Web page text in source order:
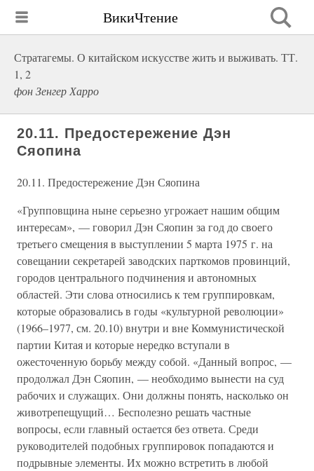
ВикиЧтение
Стратагемы. О китайском искусстве жить и выживать. ТТ.
1, 2
фон Зенгер Харро
20.11. Предостережение Дэн
Сяопина
20.11. Предостережение Дэн Сяопина
«Групповщина ныне серьезно угрожает нашим общим
интересам», — говорил Дэн Сяопин за год до своего
третьего смещения в выступлении 5 марта 1975 г. на
совещании секретарей заводских парткомов провинций,
городов центрального подчинения и автономных
областей. Эти слова относились к тем группировкам,
которые образовались в годы «культурной революции»
(1966–1977, см. 20.10) внутри и вне Коммунистической
партии Китая и которые нередко вступали в
ожесточенную борьбу между собой. «Данный вопрос, —
продолжал Дэн Сяопин, — необходимо вынести на суд
рабочих и служащих. Они должны понять, насколько он
животрепещущий… Бесполезно решать частные
вопросы, если главный остается без ответа. Среди
руководителей подобных группировок попадаются и
подрывные элементы. Их можно встретить в любой